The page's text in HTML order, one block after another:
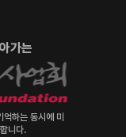
가는
하는 동시에 미
니다.